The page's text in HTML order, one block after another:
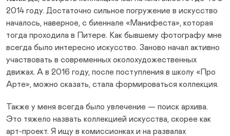
2014 году. Достаточно сильное погружение в искусство
началось, наверное, с биеннале «Манифеста», которая
тогда проходила в Питере. Как бывшему фотографу мне
всегда было интересно искусство. Заново начал активно
участвовать в современных околохудожественных
движах. А в 2016 году, после поступления в школу «Про
Арте», можно сказать, стала формироваться коллекция.
Также у меня всегда было увлечение — поиск архива.
Это тяжело назвать коллекцией искусства, скорее как
арт-проект. Я ищу в комиссионках и на развалах